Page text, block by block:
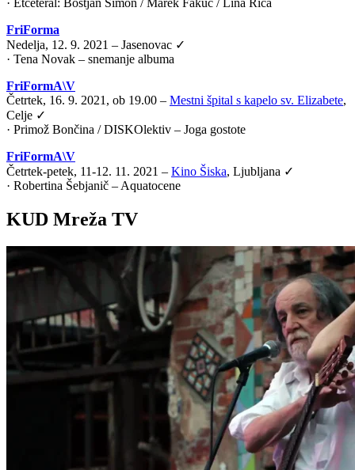
· Etceteral: Boštjan Simon / Marek Fakuč / Lina Rica
FriForma
Nedelja, 12. 9. 2021 – Jasenovac ✓
· Tena Novak – snemanje albuma
FriFormA\V
Četrtek, 16. 9. 2021, ob 19.00 – Mestni špital s kapelo sv. Elizabete,
Celje ✓
· Primož Bončina / DISKOlektiv – Joga gostote
FriFormA\V
Četrtek-petek, 11-12. 11. 2021 – Kino Šiska, Ljubljana ✓
· Robertina Šebjanič – Aquatocene
KUD Mreža TV